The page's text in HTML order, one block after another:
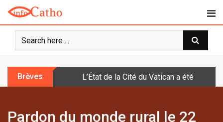
o
Brèves L’État de la Cité du Vatican a été doté
Pardon du monde rural le 22